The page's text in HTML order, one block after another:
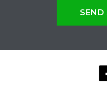
SEND